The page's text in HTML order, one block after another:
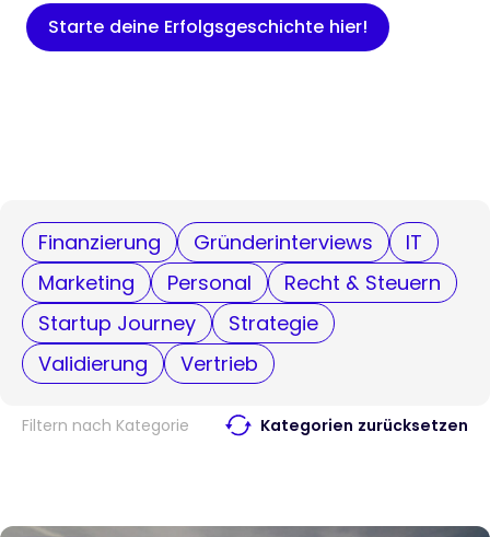
Starte deine Erfolgsgeschichte hier!
Finanzierung Gründerinterviews
IT
Marketing
Personal
Recht & Steuern
Startup Journey
Strategie
Validierung
Vertrieb
Filtern nach Kategorie Kategorien zurücksetzen